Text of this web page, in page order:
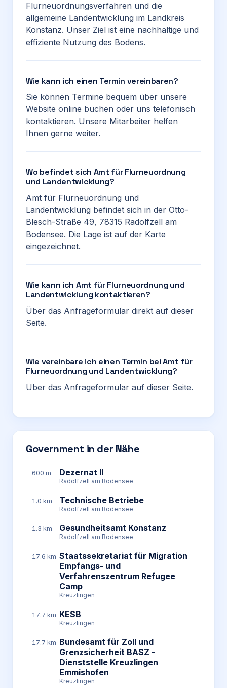
Flurneuordnungsverfahren und die
allgemeine Landentwicklung im Landkreis
Konstanz. Unser Ziel ist eine nachhaltige und
effiziente Nutzung des Bodens.
Wie kann ich einen Termin vereinbaren?
Sie können Termine bequem über unsere
Website online buchen oder uns telefonisch
kontaktieren. Unsere Mitarbeiter helfen
Ihnen gerne weiter.
Wo befindet sich Amt für Flurneuordnung
und Landentwicklung?
Amt für Flurneuordnung und
Landentwicklung befindet sich in der Otto-
Blesch-Straße 49, 78315 Radolfzell am
Bodensee. Die Lage ist auf der Karte
eingezeichnet.
Wie kann ich Amt für Flurneuordnung und
Landentwicklung kontaktieren?
Über das Anfrageformular direkt auf dieser
Seite.
Wie vereinbare ich einen Termin bei Amt für
Flurneuordnung und Landentwicklung?
Über das Anfrageformular auf dieser Seite.
Government in der Nähe
600 m Dezernat II
Radolfzell am Bodensee
1.0 km Technische Betriebe
Radolfzell am Bodensee
1.3 km Gesundheitsamt Konstanz
Radolfzell am Bodensee
17.6 km Staatssekretariat für Migration
Empfangs- und
Verfahrenszentrum Refugee
Camp
Kreuzlingen
17.7 km KESB
Kreuzlingen
17.7 km Bundesamt für Zoll und
Grenzsicherheit BASZ -
Dienststelle Kreuzlingen
Emmishofen
Kreuzlingen